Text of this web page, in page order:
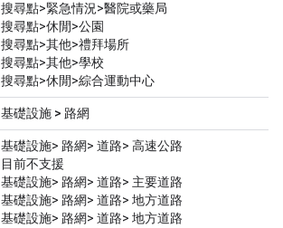
搜尋點>緊急情況>醫院或藥局
搜尋點>休閒>公園
搜尋點>其他>禮拜場所
搜尋點>其他>學校
搜尋點>休閒>綜合運動中心
基礎設施 > 路網
基礎設施> 路網> 道路> 高速公路
目前不支援
基礎設施> 路網> 道路> 主要道路
基礎設施> 路網> 道路> 地方道路
基礎設施> 路網> 道路> 地方道路